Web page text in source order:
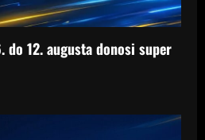
do 12. augusta donosi super